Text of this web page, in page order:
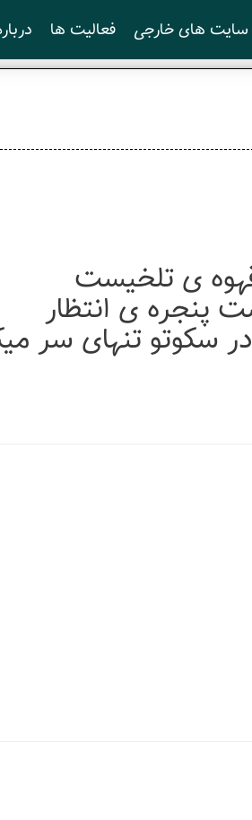
سایت های خارجی فعالیت ها
ی تلخیست
پنجره ی انتظار
سکوتو تنهای سر